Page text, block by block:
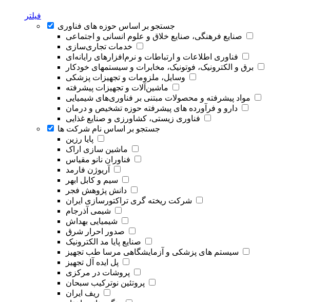
فیلتر
جستجو بر اساس حوزه های فناوری
صنایع فرهنگی، صنایع خلاق و علوم انسانی و اجتماعی
خدمات تجاری‌سازی
فناوری اطلاعات و ارتباطات و نرم‌افزارهای رایانه‌ای
برق و الکترونیک، فوتونیک، مخابرات و سیستمهای خودکار
وسایل، ملزومات و تجهیزات پزشکی
ماشین‌آلات و تجهیزات پیشرفته
مواد پیشرفته و محصولات مبتنی بر فناوری‌های شیمیایی
دارو و فرآورده های پیشرفته حوزه تشخیص و درمان
فناوری زیستی، کشاورزی و صنایع غذایی
جستجو بر اساس نام شرکت ها
پایا رزین
ماشین سازی اراک
فناوران نانو مقیاس
آریوژن فارمد
سیم و کابل ابهر
دانش پژوهش فجر
شرکت ریخته گری تراکتورسازی ایران
شیمی آذرجام
شیمیایی بهداش
صدور احرار شرق
صنایع پایا مد الکترونیک
سیستم های پزشکی و آزمایشگاهی مرسا طب تجهیز
پل ایده آل تجهیز
پروشات در مرکزی
پروتئین نوترکیب سبحان
ریف ایران